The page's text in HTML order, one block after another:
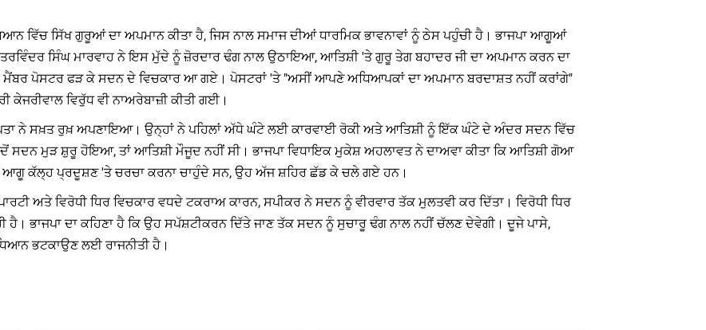
ਵਿੱਚ ਸਿੱਖ ਗੁਰੂਆਂ ਦਾ ਅਪਮਾਨ ਕੀਤਾ ਹੈ, ਜਿਸ ਨਾਲ ਸਮਾਜ ਦੀਆਂ ਧਾਰਮਿਕ ਭਾਵਨਾਵਾਂ ਨੂੰ ਠੇਸ ਪਹੁੰਚੀ ਹੈ। ਭਾਜਪਾ ਆਗੂਆਂ
ਸਿੰਘ ਮਾਰਵਾਹ ਨੇ ਇਸ ਮੁੱਦੇ ਨੂੰ ਜ਼ੋਰਦਾਰ ਢੰਗ ਨਾਲ ਉਠਾਇਆ, ਆਤਿਸ਼ੀ 'ਤੇ ਗੁਰੂ ਤੇਗ ਬਹਾਦਰ ਜੀ ਦਾ ਅਪਮਾਨ ਕਰਨ ਦਾ
ਪੋਸਟਰ ਫੜ ਕੇ ਸਦਨ ਦੇ ਵਿਚਕਾਰ ਆ ਗਏ। ਪੋਸਟਰਾਂ 'ਤੇ "ਅਸੀਂ ਆਪਣੇ ਅਧਿਆਪਕਾਂ ਦਾ ਅਪਮਾਨ ਬਰਦਾਸ਼ਤ ਨਹੀਂ ਕਰਾਂਗੇ"
ਵਿਰੁੱਧ ਵੀ ਨਾਅਰੇਬਾਜ਼ੀ ਕੀਤੀ ਗਈ।
ਨੇ ਸਖ਼ਤ ਰੁਖ਼ ਅਪਣਾਇਆ। ਉਨ੍ਹਾਂ ਨੇ ਪਹਿਲਾਂ ਅੱਧੇ ਘੰਟੇ ਲਈ ਕਾਰਵਾਈ ਰੋਕੀ ਅਤੇ ਆਤਿਸ਼ੀ ਨੂੰ ਇੱਕ ਘੰਟੇ ਦੇ ਅੰਦਰ ਸਦਨ ਵਿੱਚ
ਸਦਨ ਮੁੜ ਸ਼ੁਰੂ ਹੋਇਆ, ਤਾਂ ਆਤਿਸ਼ੀ ਮੌਜੂਦ ਨਹੀਂ ਸੀ। ਭਾਜਪਾ ਵਿਧਾਇਕ ਮੁਕੇਸ਼ ਅਹਲਾਵਤ ਨੇ ਦਾਅਵਾ ਕੀਤਾ ਕਿ ਆਤਿਸ਼ੀ ਗੋਆ
ਆਗੂ ਕੱਲ੍ਹ ਪ੍ਰਦੂਸ਼ਣ 'ਤੇ ਚਰਚਾ ਕਰਨਾ ਚਾਹੁੰਦੇ ਸਨ, ਉਹ ਅੱਜ ਸ਼ਹਿਰ ਛੱਡ ਕੇ ਚਲੇ ਗਏ ਹਨ।
ਅਤੇ ਵਿਰੋਧੀ ਧਿਰ ਵਿਚਕਾਰ ਵਧਦੇ ਟਕਰਾਅ ਕਾਰਨ, ਸਪੀਕਰ ਨੇ ਸਦਨ ਨੂੰ ਵੀਰਵਾਰ ਤੱਕ ਮੁਲਤਵੀ ਕਰ ਦਿੱਤਾ। ਵਿਰੋਧੀ ਧਿਰ
ਭਾਜਪਾ ਦਾ ਕਹਿਣਾ ਹੈ ਕਿ ਉਹ ਸਪੱਸ਼ਟੀਕਰਨ ਦਿੱਤੇ ਜਾਣ ਤੱਕ ਸਦਨ ​​ਨੂੰ ਸੁਚਾਰੂ ਢੰਗ ਨਾਲ ਨਹੀਂ ਚੱਲਣ ਦੇਵੇਗੀ। ਦੂਜੇ ਪਾਸੇ,
ਭਟਕਾਉਣ ਲਈ ਰਾਜਨੀਤੀ ਹੈ।